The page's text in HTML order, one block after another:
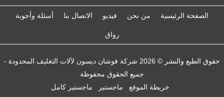
الصفحة الرئيسية من نحن فيديو الاتصال بنا أسئلة وأجوبة
رواق
حقوق الطبع والنشر © 2026 شركة فوشان ديسون لآلات التغليف المحدودة -
جميع الحقوق محفوظة
خريطة الموقع
ماجستير ماجستير كامل